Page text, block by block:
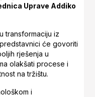
Uprave Addiko
transformaciju iz
će govoriti
rješenja u
olakšati procese i
na tržištu.
i